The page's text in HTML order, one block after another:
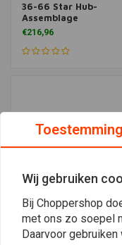
36-66 Star Hub-
Assemblage
€216,96
MCS
Toestemming
Wij gebruiken
Bij Choppershop
met ons zo soepel
Daarvoor